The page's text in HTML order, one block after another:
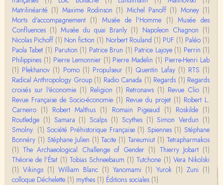
Merci pour cet article méthodique. En effet, les "b
âtons-à-fouir" qu'on a pu trouver a…
Momo
BonjourCette question de la remise en cause de l'i
mage classique de sociétés vivant essentiellem…
Anonymous
Merci pour votre conférence au collège de France
sur les femmes préhistoriques et la chasse, très c
l…
Anonymous
Bonjour,Merci pour l'article.Vous dîtes : "Pourquoi,
en tant qu’êtres humains, devrions-nou…
Christophe Darmangeat
Envoyez moi un mail : cdarmangeat@gmail.com
Matrilinéarité (1) Maxime Rodinson (1) Michel Panoff (1) Money (1)
Morts d'accompagnement (1) Musée de l'Homme (1) Musée des
Confluences (1) Musée du quai Branly (1) Napoleon Chagnon (1)
Nicolas Pichoff (1) Non fiction (1) Norbert Rouland (1) PUF (1) Paléo (1)
Paola Tabet (1) Parution (1) Patrice Brun (1) Patrice Lajoye (1) Perrin (1)
Philippines (1) Pierre Lemonnier (1) Pierre Madelin (1) Pierre-Henri Lab
(1) Plekhanov (1) Pomo (1) Propulseur (1) Quentin Lafay (1) RTS (1)
Radical Anthropology Group (1) Radio Canada (1) Regards (1) Regards
croisés sur l'économie (1) Religion (1) Retronaws (1) Revue Clio (1)
Revue Française de Socio-économie (1) Revue du projet (1) Robert L.
Carneiro (1) Robert Malthus (1) Romain Pigeaud (1) Roskilde (1)
Routledge (1) Samara (1) Scalps (1) Scythes (1) Simon Verdun (1)
Smolny. (1) Société Préhistorique Française (1) Spiennes (1) Stéphane
Bonnéry (1) Stéphane Julien (1) Tacite (1) Tareumiut (1) Tetrapharmakos
(1) The Archaeological Challenge of Gender (1) Thierry Jobart (1)
Théorie de l'État (1) Tobias Schneebaum (1) Tutchone (1) Vera Nikolski
(1) Vikings (1) William Blanc (1) Yanomami (1) Yurok (1) Zuni (1)
colloque Déchelette (1) mythes (1) Éditions sociales (1)